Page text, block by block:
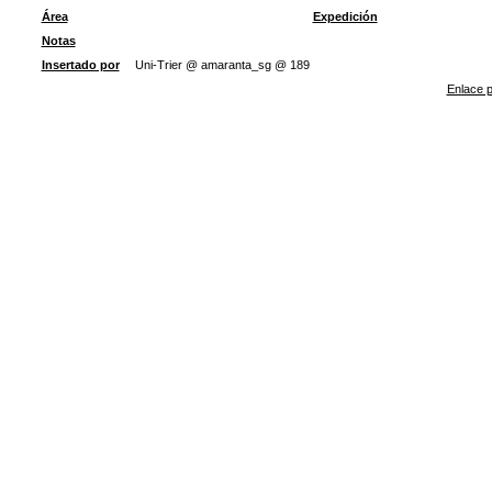
Área
Expedición
Notas
Insertado por
Uni-Trier @ amaranta_sg @ 189
Enlace